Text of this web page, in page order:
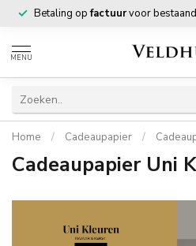
Betaling opfactuurvoor
MENU
Home / Cadeaupapier /
Cadeaupapier Uni